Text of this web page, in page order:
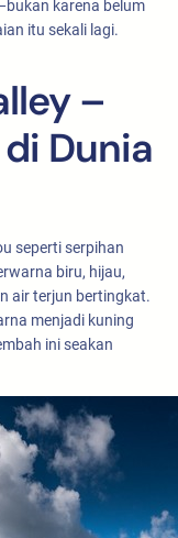
karena belum
itu sekali lagi.
–
Dunia
seperti serpihan
biru, hijau,
air terjun bertingkat.
menjadi kuning
ini seakan